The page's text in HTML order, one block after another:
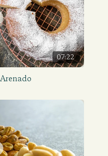
07:22